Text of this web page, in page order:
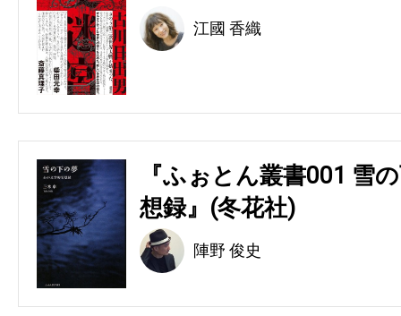
江國 香織
『ふぉとん叢書001 雪
想録』(冬花社)
陣野 俊史